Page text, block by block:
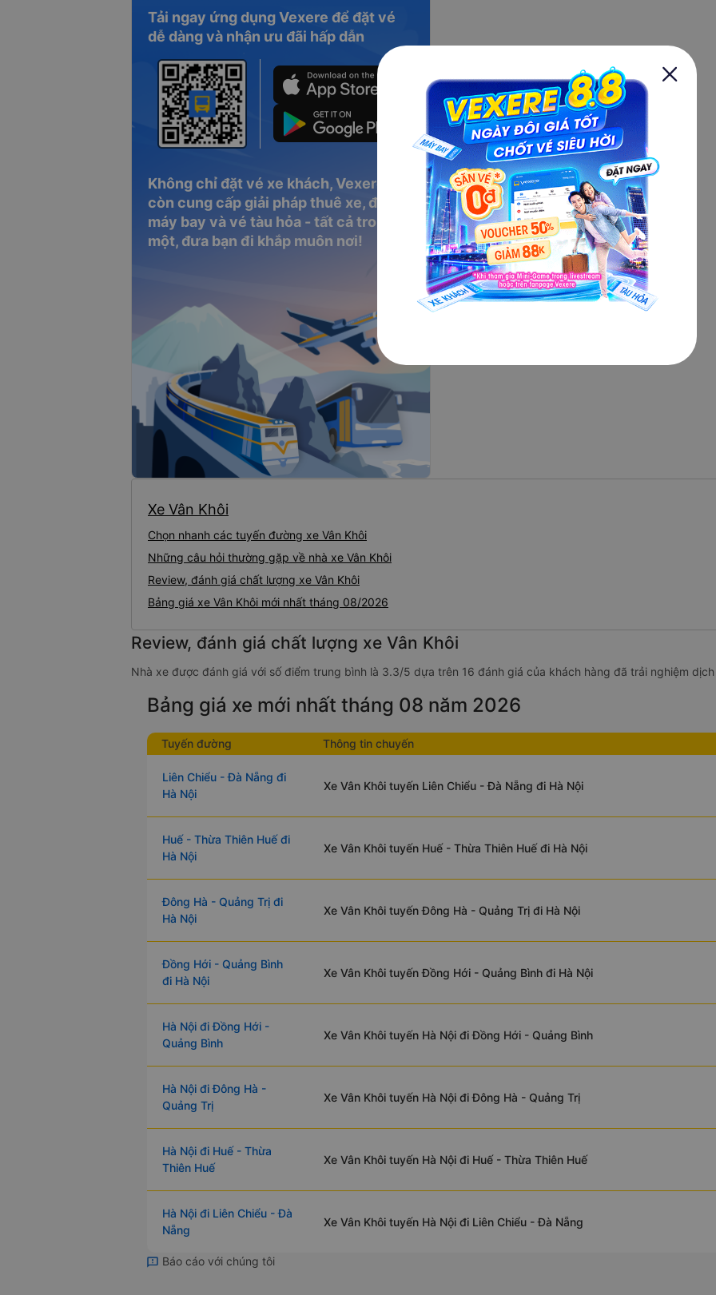
Tải ngay ứng dụng Vexere để đặt vé
dễ dàng và nhận ưu đãi hấp dẫn
Không chỉ đặt vé xe khách, Vexere
còn cung cấp giải pháp thuê xe, đặt vé
máy bay và vé tàu hỏa - tất cả trong
một, đưa bạn đi khắp muôn nơi!
Xe Vân Khôi
Chọn nhanh các tuyến đường xe Vân Khôi
Những câu hỏi thường gặp về nhà xe Vân Khôi
Review, đánh giá chất lượng xe Vân Khôi
Bảng giá xe Vân Khôi mới nhất tháng 08/2026
Review, đánh giá chất lượng xe Vân Khôi
Nhà xe được đánh giá với số điểm trung bình là 3.3/5 dựa trên 16 đánh giá của khách hàng đã trải nghiệm
Bảng giá xe mới nhất tháng 08 năm 2026
Tuyến đường Thông tin chuyến
Liên Chiểu - Đà Nẵng đi
Hà Nội
Xe Vân Khôi tuyến Liên Chiểu - Đà Nẵng đi Hà Nội
Huế - Thừa Thiên Huế đi
Hà Nội
Xe Vân Khôi tuyến Huế - Thừa Thiên Huế đi Hà Nội
Đông Hà - Quảng Trị đi
Hà Nội
Xe Vân Khôi tuyến Đông Hà - Quảng Trị đi Hà Nội
Đồng Hới - Quảng Bình
đi Hà Nội
Xe Vân Khôi tuyến Đồng Hới - Quảng Bình đi Hà Nội
Hà Nội đi Đồng Hới -
Quảng Bình
Xe Vân Khôi tuyến Hà Nội đi Đồng Hới - Quảng Bình
Hà Nội đi Đông Hà -
Quảng Trị
Xe Vân Khôi tuyến Hà Nội đi Đông Hà - Quảng Trị
Hà Nội đi Huế - Thừa
Thiên Huế
Xe Vân Khôi tuyến Hà Nội đi Huế - Thừa Thiên Huế
Hà Nội đi Liên Chiểu - Đà
Nẵng
Xe Vân Khôi tuyến Hà Nội đi Liên Chiểu - Đà Nẵng
Báo cáo với chúng tôi